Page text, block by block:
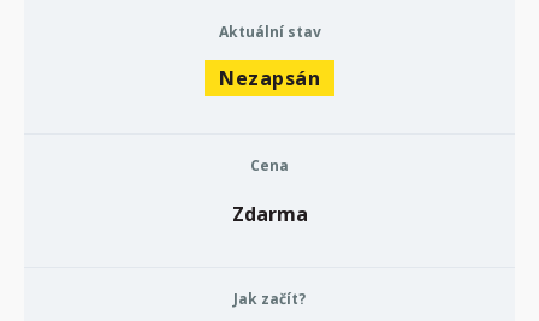
Aktuální stav
Nezapsán
Cena
Zdarma
Jak začít?